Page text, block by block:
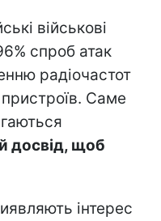
військові
спроб атак
радіочастот
Саме
досвід, щоб
інтерес